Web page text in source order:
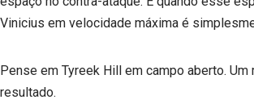
Vinicius em velocidade máxima é
Pense em Tyreek Hill em campo aberto. Um
resultado.